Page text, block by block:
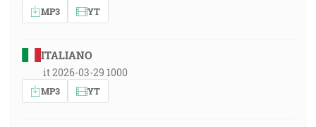
MP3 YT
ITALIANO
it 2026-03-29 1000
MP3 YT